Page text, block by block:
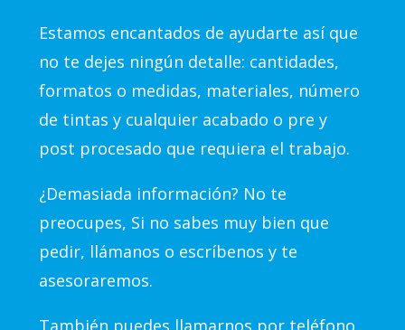
Estamos encantados de ayudarte así que
no te dejes ningún detalle: cantidades,
formatos o medidas, materiales, número
de tintas y cualquier acabado o pre y
post procesado que requiera el trabajo.
¿Demasiada información? No te
preocupes, Si no sabes muy bien que
pedir, llámanos o escríbenos y te
asesoraremos.